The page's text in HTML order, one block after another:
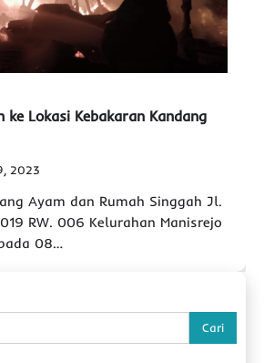
ke Lokasi Kebakaran Kandang
2023
Ayam dan Rumah Singgah Jl.
RW. 006 Kelurahan Manisrejo
08…